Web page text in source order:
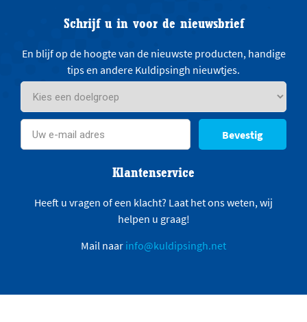
Schrijf u in voor de nieuwsbrief
En blijf op de hoogte van de nieuwste producten, handige
tips en andere Kuldipsingh nieuwtjes.
Bevestig
Klantenservice
Heeft u vragen of een klacht? Laat het ons weten, wij
helpen u graag!
Mail naar info@kuldipsingh.net